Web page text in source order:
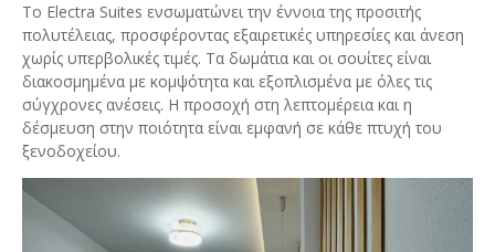
Το Electra Suites ενσωματώνει την έννοια της προσιτής
πολυτέλειας, προσφέροντας εξαιρετικές υπηρεσίες και άνεση
χωρίς υπερβολικές τιμές. Τα δωμάτια και οι σουίτες είναι
διακοσμημένα με κομψότητα και εξοπλισμένα με όλες τις
σύγχρονες ανέσεις. Η προσοχή στη λεπτομέρεια και η
δέσμευση στην ποιότητα είναι εμφανή σε κάθε πτυχή του
ξενοδοχείου.